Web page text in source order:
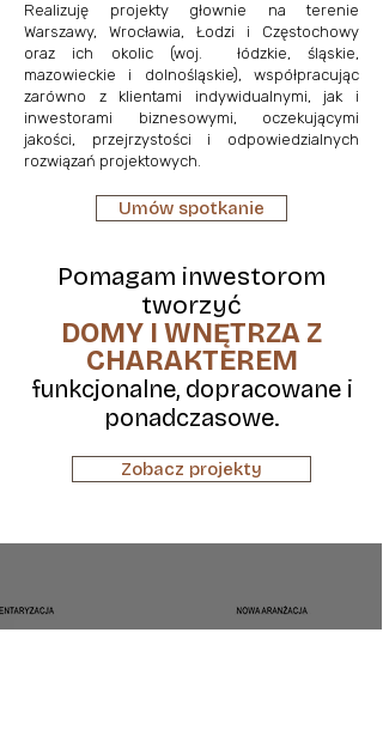
Realizuję projekty głownie na terenie
Warszawy, Wrocławia, Łodzi i Częstochowy
oraz ich okolic (woj. łódzkie, śląskie,
mazowieckie i dolnośląskie), współpracując
zarówno z klientami indywidualnymi, jak i
inwestorami biznesowymi, oczekującymi
jakości, przejrzystości i odpowiedzialnych
rozwiązań projektowych.
Umów spotkanie
Pomagam inwestorom
tworzyć
DOMY I WNĘTRZA Z
CHARAKTEREM
funkcjonalne, dopracowane i
ponadczasowe.
Zobacz projekty